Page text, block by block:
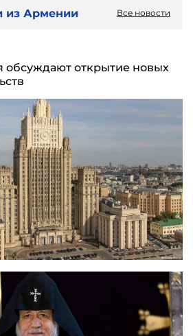
из Армении Все новости
обсуждают открытие новых